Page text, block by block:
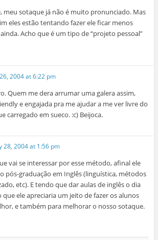
meu sotaque já não é muito pronunciado. Mas
eles estão tentando fazer ele ficar menos
Acho que é um tipo de “projeto pessoal”
2004 at 6:22 pm
Quem me dera arrumar uma galera assim,
e engajada pra me ajudar a me ver livre do
carregado em sueco. :c) Beijoca.
28, 2004 at 1:56 pm
vai se interessar por esse método, afinal ele
pós-graduação em Inglês (linguística, métodos
etc). E tendo que dar aulas de inglês o dia
que ele apreciaria um jeito de fazer os alunos
e também para melhorar o nosso sotaque.